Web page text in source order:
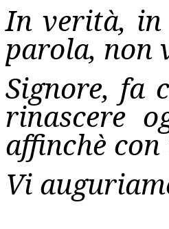
In verità, in
parola, non
Signore, fa
rinascere
affinchè
Vi